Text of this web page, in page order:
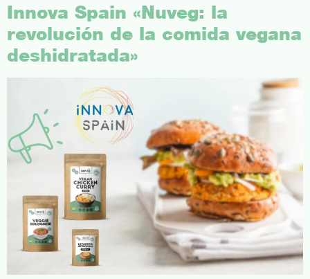
Innova Spain «Nuveg: la
revolución de la comida vegana
deshidratada»